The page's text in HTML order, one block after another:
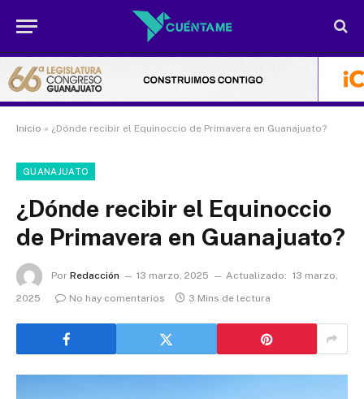
Inicio » ¿Dónde recibir el Equinoccio de Primavera en Guanajuato?
GUANAJUATO
¿Dónde recibir el Equinoccio
de Primavera en Guanajuato?
Por Redacción 13 marzo, 2025 Actualizado: 13 marzo,
2025
No hay comentarios 3 Mins de lectura